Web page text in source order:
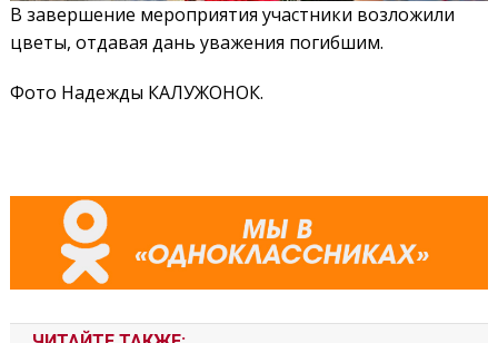
В завершение мероприятия участники возложили
цветы, отдавая дань уважения погибшим.
Фото Надежды КАЛУЖОНОК.